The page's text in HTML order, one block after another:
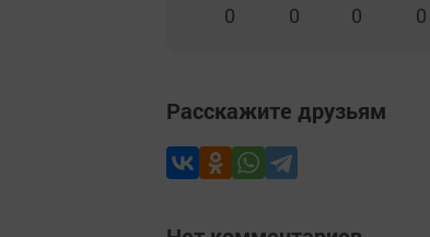
0 0 0 0
Расскажите друзьям